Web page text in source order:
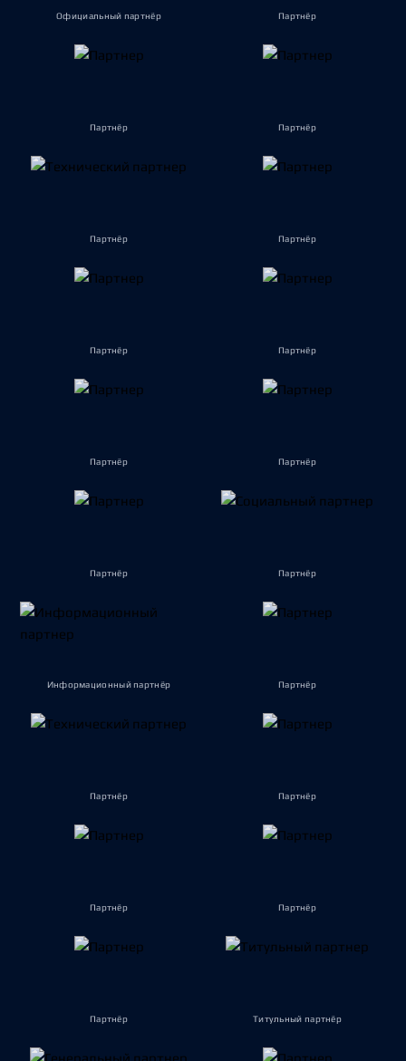
Официальный партнёр Партнёр
Партнёр Партнёр
Партнёр Партнёр
Партнёр Партнёр
Партнёр Партнёр
Партнёр Партнёр
Информационный партнёр Партнёр
Партнёр Партнёр
Партнёр Партнёр
Партнёр Титульный партнёр